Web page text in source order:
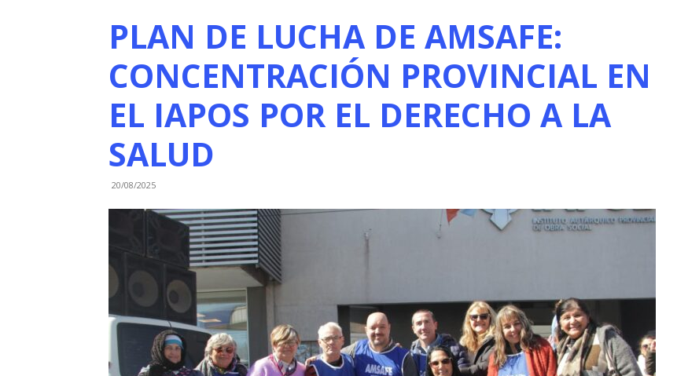
PLAN DE LUCHA DE AMSAFE:
CONCENTRACIÓN PROVINCIAL EN
EL IAPOS POR EL DERECHO A LA
SALUD
20/08/2025